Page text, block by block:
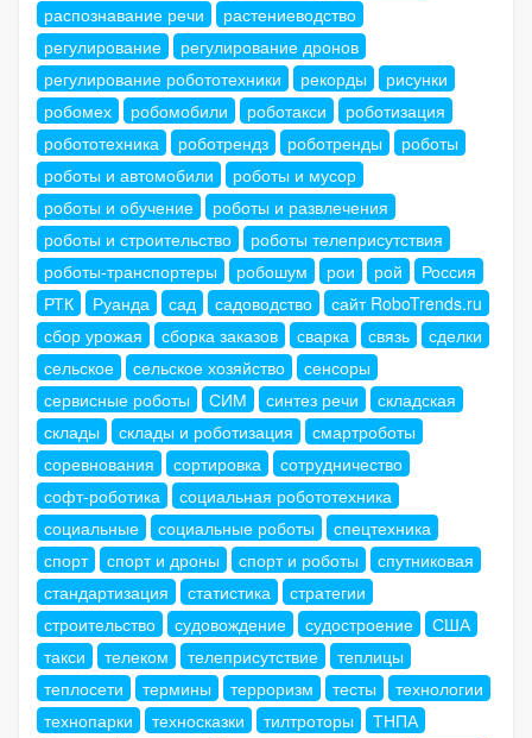
распознавание речи
растениеводство
регулирование
регулирование дронов
регулирование робототехники
рекорды
рисунки
робомех
робомобили роботакси
роботизация
робототехника
роботрендз роботренды
роботы
роботы и автомобили
роботы и мусор
роботы и обучение
роботы и развлечения
роботы и строительство
роботы телеприсутствия
роботы-транспортеры
робошум рои рой
Россия
РТК
Руанда сад садоводство
сайт RoboTrends.ru
сбор урожая
сборка заказов сварка связь
сделки
сельское
сельское хозяйство
сенсоры
сервисные роботы
СИМ синтез речи
складская
склады
склады и роботизация
смартроботы
соревнования
сортировка
сотрудничество
софт-роботика
социальная робототехника
социальные
социальные роботы
спецтехника
спорт
спорт и дроны спорт и роботы
спутниковая
стандартизация
статистика
стратегии
строительство
судовождение судостроение
США
такси
телеком телеприсутствие
теплицы
теплосети
термины терроризм тесты
технологии
технопарки
техносказки тилтроторы
ТНПА